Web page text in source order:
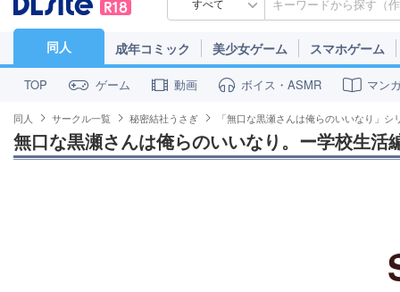
すべて
同人 成年コミック 美少女ゲーム スマホゲーム
TOP ゲーム 動画 ボイス・ASMR マン
同人 サークル一覧 秘密結社うさぎ 「無口な黒瀬さんは俺らのいいなり」シ
無口な黒瀬さんは俺らのいいなり。ー学校生活